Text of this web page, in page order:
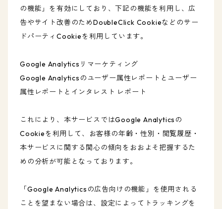
の機能」を有効にしており、下記の機能を利用し、広
告やサイト改善のためDoubleClick Cookieなどのサー
ドパーティCookieを利用しています。
Google Analyticsリマーケティング
Google Analyticsのユーザー属性レポートとユーザー
属性レポートとインタレスト レポート
これにより、本サービスではGoogle Analyticsの
Cookieを利用して、お客様の年齢・性別・閲覧履歴・
本サービスに関する関心の傾向をおおよそ把握するた
めの分析が可能となっております。
「Google Analyticsの広告向けの機能」を使用される
ことを望まない場合は、設定によってトラッキングを